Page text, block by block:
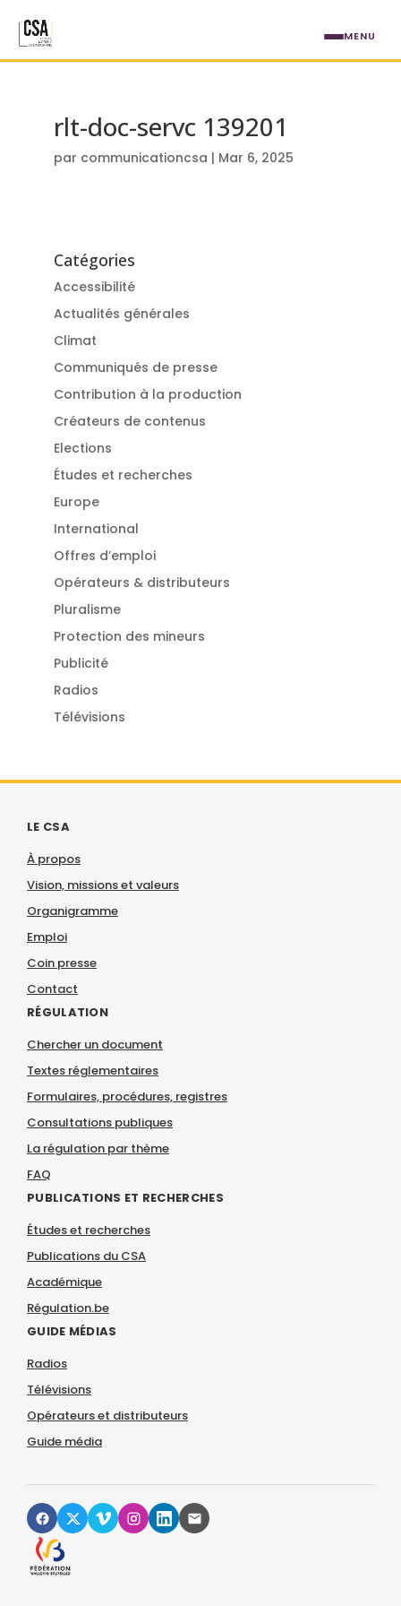
rlt-doc-servc 139201
par communicationcsa | Mar 6, 2025
Catégories
Accessibilité
Actualités générales
Climat
Communiqués de presse
Contribution à la production
Créateurs de contenus
Elections
Études et recherches
Europe
International
Offres d’emploi
Opérateurs & distributeurs
Pluralisme
Protection des mineurs
Publicité
Radios
Télévisions
LE CSA
À propos
Vision, missions et valeurs
Organigramme
Emploi
Coin presse
Contact
RÉGULATION
Chercher un document
Textes réglementaires
Formulaires, procédures, registres
Consultations publiques
La régulation par thème
FAQ
PUBLICATIONS ET RECHERCHES
Études et recherches
Publications du CSA
Académique
Régulation.be
GUIDE MÉDIAS
Radios
Télévisions
Opérateurs et distributeurs
Guide média
MENU